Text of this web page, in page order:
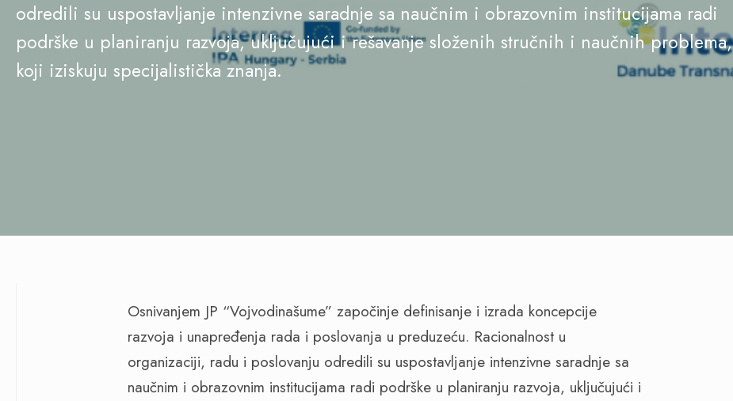
odredili su uspostavljanje intenzivne saradnje sa naučnim i obrazovnim institucijama radi
podrške u planiranju razvoja, uključujući i rešavanje složenih stručnih i naučnih problema,
koji iziskuju specijalistička znanja.
Osnivanjem JP “Vojvodinašume” započinje definisanje i izrada koncepcije
razvoja i unapređenja rada i poslovanja u preduzeću. Racionalnost u
organizaciji, radu i poslovanju odredili su uspostavljanje intenzivne saradnje sa
naučnim i obrazovnim institucijama radi podrške u planiranju razvoja, uključujući i